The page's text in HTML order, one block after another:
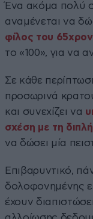
Ένα ακόμα πολύ
αναμένεται να
φίλος του
το «100», για να
Σε κάθε
προσωρινά
και συνεχίζει να
σχέση με τη
να δώσει μία
Επιβαρυντικό,
δολοφονημένης
έχουν